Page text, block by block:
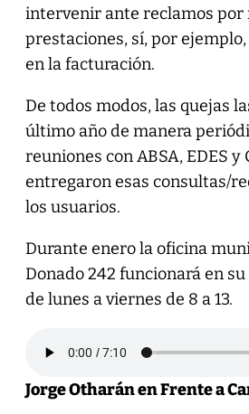
intervenir ante reclamos por
prestaciones, sí, por
en la facturación.
De todos modos, las quejas
último año de manera
reuniones con ABSA, EDES y
entregaron esas consultas/
los usuarios.
Durante enero la oficina
Donado 242 funcionará en
de lunes a viernes de 8 a 13.
Jorge Otharán en Frente a